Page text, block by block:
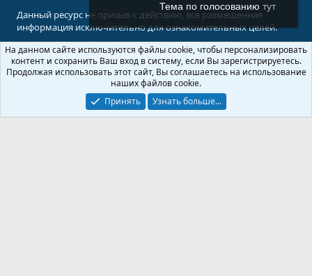
Данный ресурс не призыв к действию, вся размещенная
информация исключительно для ознакомительных целей.
© 2008-2026 Форум Абырвалг.нет - подводная охота, дайвинг, туризм
Перевод: XenForo.Info
Тема по голосованию тут
На данном сайте используются файлы cookie, чтобы персонализировать
контент и сохранить Ваш вход в систему, если Вы зарегистрируетесь.
Продолжая использовать этот сайт, Вы соглашаетесь на использование
наших файлов cookie.
Принять
Узнать больше...